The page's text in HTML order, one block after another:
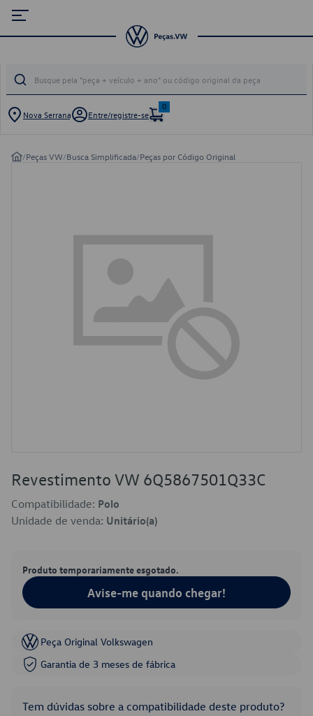
Nova Serrana Entre/registre-se
0
/Peças VW/Busca Simplificada/Peças por Código Original
Revestimento VW 6Q5867501Q33C
Compatibilidade: Polo
Unidade de venda: Unitário(a)
Produto temporariamente esgotado.
Avise-me quando chegar!
Peça Original Volkswagen
Garantia de 3 meses de fábrica
Tem dúvidas sobre a compatibilidade deste produto?